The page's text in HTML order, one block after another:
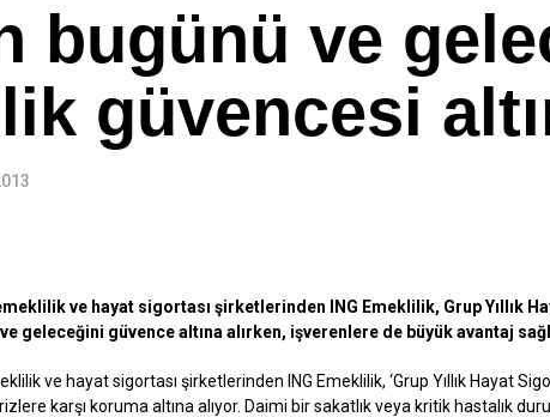
bugünü ve
güvencesi
ve hayat sigortası şirketlerinden ING Emeklilik, Grup Yıllık
geleceğini güvence altına alırken, işverenlere de büyük avantaj
ve hayat sigortası şirketlerinden ING Emeklilik, ‘Grup Yıllık Hayat
karşı koruma altına alıyor. Daimi bir sakatlık veya kritik hastalık